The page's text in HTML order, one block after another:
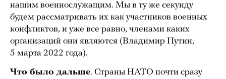
нашим военнослужащим. Мы в ту же секунду
будем рассматривать их как участников военных
конфликтов, и уже все равно, членами каких
организаций они являются (Владимир Путин,
5 марта 2022 года).
Что было дальше. Страны НАТО почти сразу